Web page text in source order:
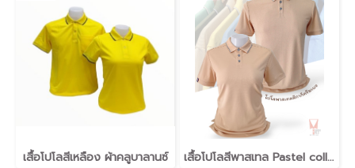
เสื้อโปโลสีเหลือง ผ้าคลูบาลานซ์ เสื้อโปโลสีพาสเทล Pastel collar shirt polo โปโลปกเชิ้ตพาสเทล เนื้อผ้า Air Feel เนื้อผ้านุ่ม แห้งไวระบายอากาศดีเยี่ยม ไม่เหนอะหนะ ไม่มีกลิ่นอับชื้น #เสื้อโปโลสีฟ้าอมเขียว #เสื้อโปโลสีฟ้าคราม #เสื้อโปโลสีครีม #เสื้อโปโลสีเบจ #เสื้อโปโลสีกากี #เสื้อโปโลสีกาก